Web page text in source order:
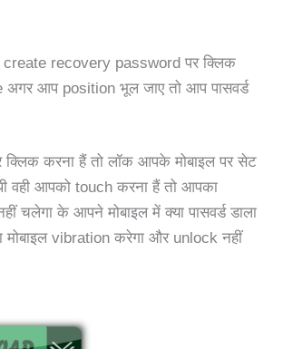
recovery password पर क्लिक
आप position भूल जाए तो आप पासवर्ड
करना हैं तो लॉक आपके मोबाइल पर सेट
वही आपको touch करना हैं तो आपका
चलेगा के आपने मोबाइल में क्या पासवर्ड डाला
मोबाइल vibration करेगा और unlock नहीं